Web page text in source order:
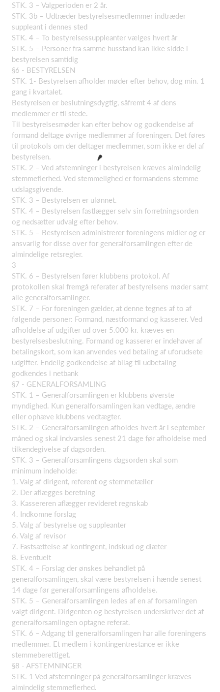
STK. 3 – Valgperioden er 2 år.
STK. 3b – Udtræder bestyrelsesmedlemmer indtræder
suppleant i dennes sted
STK. 4 – To bestyrelsessuppleanter vælges hvert år
STK. 5 – Personer fra samme husstand kan ikke sidde i
bestyrelsen samtidig
§6 - BESTYRELSEN
STK. 1- Bestyrelsen afholder møder efter behov, dog min. 1
gang i kvartalet.
Bestyrelsen er beslutningsdygtig, såfremt 4 af dens
medlemmer er til stede.
Til bestyrelsesmøder kan efter behov og godkendelse af
formand deltage øvrige medlemmer af foreningen. Det føres
til protokols om der deltager medlemmer, som ikke er del af
bestyrelsen.
STK. 2 – Ved afstemninger i bestyrelsen kræves almindelig
stemmeflerhed. Ved stemmelighed er formandens stemme
udslagsgivende.
STK. 3 – Bestyrelsen er ulønnet.
STK. 4 – Bestyrelsen fastlægger selv sin forretningsorden
og nedsætter udvalg efter behov.
STK. 5 – Bestyrelsen administrerer foreningens midler og er
ansvarlig for disse over for generalforsamlingen efter de
almindelige retsregler.
3
STK. 6 – Bestyrelsen fører klubbens protokol. Af
protokollen skal fremgå referater af bestyrelsens møder samt
alle generalforsamlinger.
STK. 7 – For foreningen gælder, at denne tegnes af to af
følgende personer: Formand, næstformand og kasserer. Ved
afholdelse af udgifter ud over 5.000 kr. kræves en
bestyrelsesbeslutning. Formand og kasserer er indehaver af
betalingskort, som kan anvendes ved betaling af uforudsete
udgifter. Endelig godkendelse af bilag til udbetaling
godkendes i netbank
§7 - GENERALFORSAMLING
STK. 1 – Generalforsamlingen er klubbens øverste
myndighed. Kun generalforsamlingen kan vedtage, ændre
eller ophæve klubbens vedtægter.
STK. 2 – Generalforsamlingen afholdes hvert år i september
måned og skal indvarsles senest 21 dage før afholdelse med
tilkendegivelse af dagsorden.
STK. 3 – Generalforsamlingens dagsorden skal som
minimum indeholde:
1. Valg af dirigent, referent og stemmetæller
2. Der aflægges beretning
3. Kassereren aflægger revideret regnskab
4. Indkomne forslag
5. Valg af bestyrelse og suppleanter
6. Valg af revisor
7. Fastsættelse af kontingent, indskud og diæter
8. Eventuelt
STK. 4 – Forslag der ønskes behandlet på
generalforsamlingen, skal være bestyrelsen i hænde senest
14 dage før generalforsamlingens afholdelse.
STK. 5 – Generalforsamlingen ledes af en af forsamlingen
valgt dirigent. Dirigenten og bestyrelsen underskriver det af
generalforsamlingen optagne referat.
STK. 6 – Adgang til generalforsamlingen har alle foreningens
medlemmer. Et medlem i kontingentrestance er ikke
stemmeberettiget.
§8 - AFSTEMNINGER
STK. 1 Ved afstemninger på generalforsamlinger kræves
almindelig stemmeflerhed.